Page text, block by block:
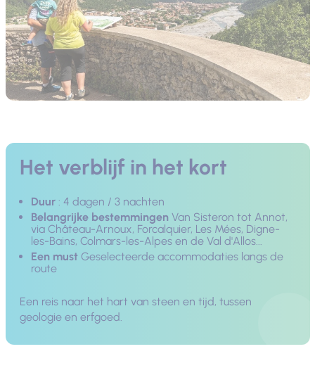
Het verblijf in het kort
Duur : 4 dagen / 3 nachten
Belangrijke bestemmingenVan Sisteron tot Annot,
via Château-Arnoux, Forcalquier, Les Mées, Digne-
les-Bains, Colmars-les-Alpes en de Val d'Allos...
Een must Geselecteerde accommodaties langs de
route
Een reis naar het hart van steen en tijd, tussen
geologie en erfgoed.